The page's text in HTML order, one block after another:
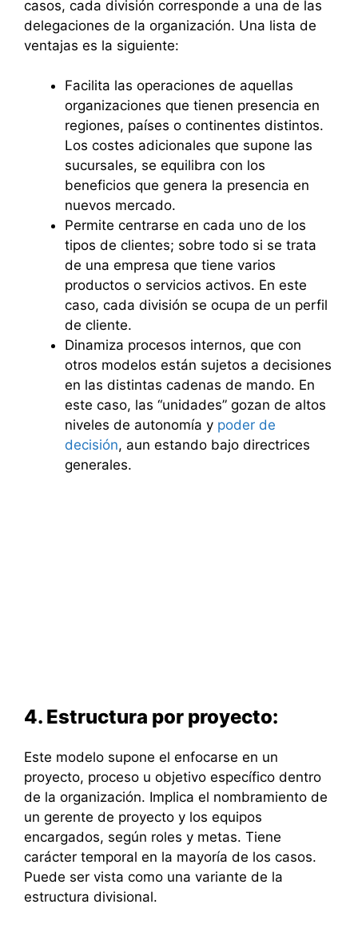
casos, cada división corresponde a una de las
delegaciones de la organización. Una lista de
ventajas es la siguiente:
Facilita las operaciones de aquellas
organizaciones que tienen presencia en
regiones, países o continentes distintos.
Los costes adicionales que supone las
sucursales, se equilibra con los
beneficios que genera la presencia en
nuevos mercado.
Permite centrarse en cada uno de los
tipos de clientes; sobre todo si se trata
de una empresa que tiene varios
productos o servicios activos. En este
caso, cada división se ocupa de un perfil
de cliente.
Dinamiza procesos internos, que con
otros modelos están sujetos a decisiones
en las distintas cadenas de mando. En
este caso, las “unidades” gozan de altos
niveles de autonomía y poder de
decisión, aun estando bajo directrices
generales.
4. Estructura por proyecto:
Este modelo supone el enfocarse en un
proyecto, proceso u objetivo específico dentro
de la organización. Implica el nombramiento de
un gerente de proyecto y los equipos
encargados, según roles y metas. Tiene
carácter temporal en la mayoría de los casos.
Puede ser vista como una variante de la
estructura divisional.